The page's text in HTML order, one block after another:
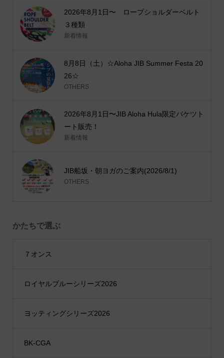
2026年8月1日〜 ロープショルダーベルト
３種類
新着情報
8月8日（土）☆Aloha JIB Summer Festa 20
26☆
OTHERS
2026年8月1日〜JIB Aloha Hula限定バケツト
ート販売！
新着情報
JIB船坂・朝ヨガのご案内(2026/8/1)
OTHERS
かたちで選ぶ
７オンス
ロイヤルブルーシリーズ2026
ヨッティングシリーズ2026
BK-CGA